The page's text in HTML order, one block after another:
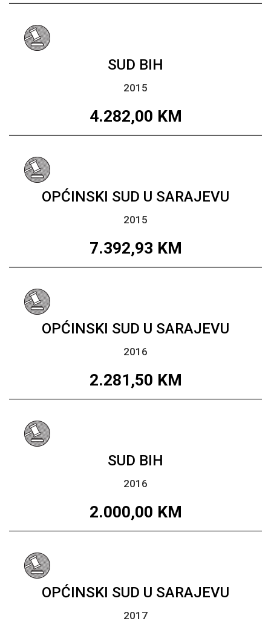
SUD BIH
2015
4.282,00 KM
OPĆINSKI SUD U SARAJEVU
2015
7.392,93 KM
OPĆINSKI SUD U SARAJEVU
2016
2.281,50 KM
SUD BIH
2016
2.000,00 KM
OPĆINSKI SUD U SARAJEVU
2017